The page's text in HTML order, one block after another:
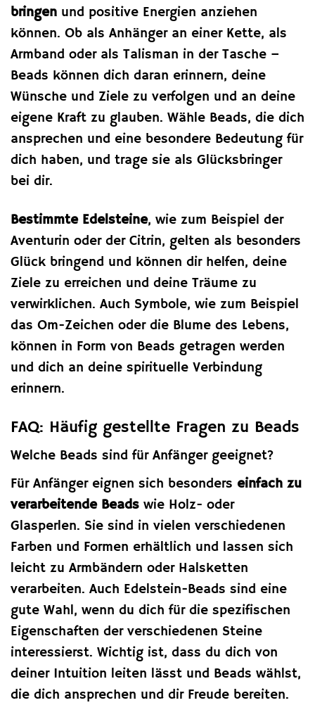
bringen und positive Energien anziehen
können. Ob als Anhänger an einer Kette, als
Armband oder als Talisman in der Tasche –
Beads können dich daran erinnern, deine
Wünsche und Ziele zu verfolgen und an deine
eigene Kraft zu glauben. Wähle Beads, die dich
ansprechen und eine besondere Bedeutung für
dich haben, und trage sie als Glücksbringer
bei dir.
Bestimmte Edelsteine, wie zum Beispiel der
Aventurin oder der Citrin, gelten als besonders
Glück bringend und können dir helfen, deine
Ziele zu erreichen und deine Träume zu
verwirklichen. Auch Symbole, wie zum Beispiel
das Om-Zeichen oder die Blume des Lebens,
können in Form von Beads getragen werden
und dich an deine spirituelle Verbindung
erinnern.
FAQ: Häufig gestellte Fragen zu Beads
Welche Beads sind für Anfänger geeignet?
Für Anfänger eignen sich besonders einfach zu
verarbeitende Beads wie Holz- oder
Glasperlen. Sie sind in vielen verschiedenen
Farben und Formen erhältlich und lassen sich
leicht zu Armbändern oder Halsketten
verarbeiten. Auch Edelstein-Beads sind eine
gute Wahl, wenn du dich für die spezifischen
Eigenschaften der verschiedenen Steine
interessierst. Wichtig ist, dass du dich von
deiner Intuition leiten lässt und Beads wählst,
die dich ansprechen und dir Freude bereiten.